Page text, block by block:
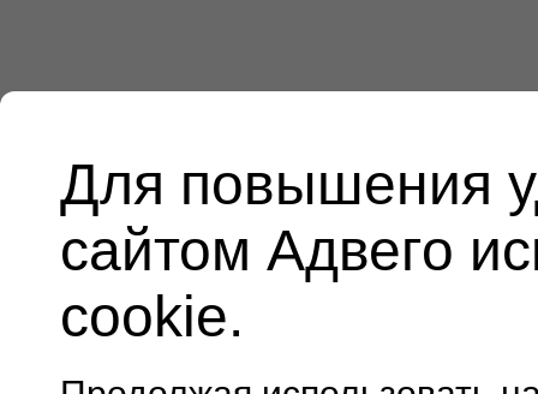
Для повышения
сайтом Адвего
cookie.